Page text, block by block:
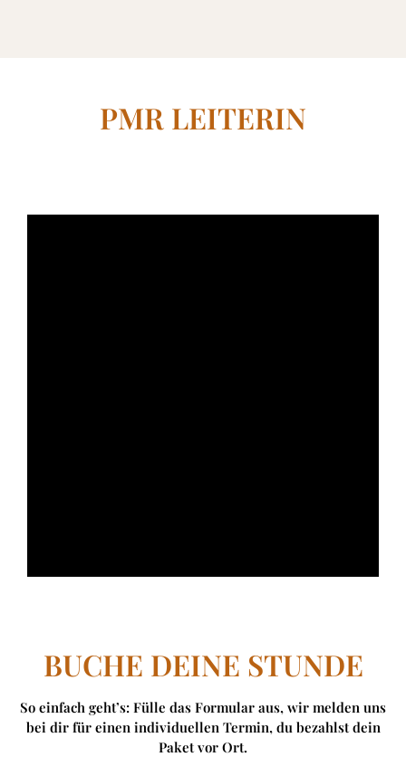
PMR LEITERIN
BUCHE DEINE STUNDE
So einfach geht’s: Fülle das Formular aus, wir melden uns
bei dir für einen individuellen Termin, du bezahlst dein
Paket vor Ort.